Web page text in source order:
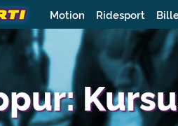
Motion Ridesport